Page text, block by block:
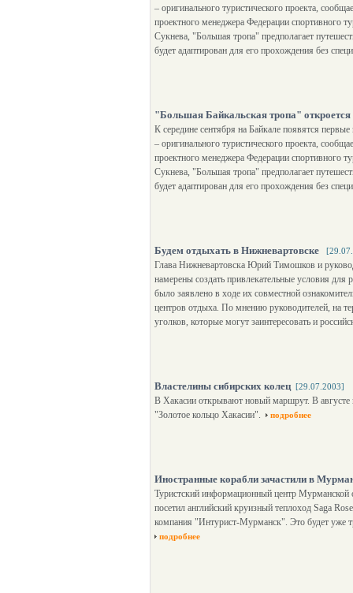
– оригинального туристического проекта,
проектного менеджера Федерации спортивного
Сукнева, "Большая тропа" предполагает
будет адаптирован для его прохождения без
"Большая Байкальская тропа" откроется
К середине сентября на Байкале появятся
– оригинального туристического проекта,
проектного менеджера Федерации спортивного
Сукнева, "Большая тропа" предполагает
будет адаптирован для его прохождения без
Будем отдыхать в Нижневартовске
Глава Нижневартовска Юрий Тимошков и
намерены создать привлекательные условия для
было заявлено в ходе их совместной
центров отдыха. По мнению руководителей, на
уголков, которые могут заинтересовать и
Властелины сибирских колец [29.07.2003]
В Хакасии открывают новый маршрут. В августе
"Золотое кольцо Хакасии".
подробнее
Иностранные корабли зачастили в
Туристский информационный центр
посетил английский круизный теплоход Saga
компания "Интурист-Мурманск". Это будет уже
подробнее